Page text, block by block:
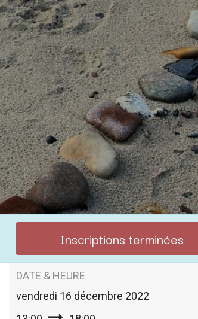
Inscriptions terminées
DATE & HEURE
vendredi 16 décembre 2022